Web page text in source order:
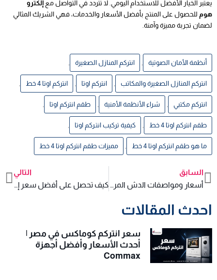
يعتبر الخيار الأفضل للاستخدام اليومي. لا تتردد في التواصل مع إلكترو
هوم للحصول على المنتج بأفضل الأسعار والخدمات، فهي الشريك المثالي
لضمان تجربة مميزة وآمنة.
أنظمة الأمان الصوتية انتركم المنازل الصغيرة
انتركم المنازل الصغيرة والمكاتب انتركم اوتا انتركم اوتا 4 خط
انتركم مكتبي شراء الأنظمة الأمنية طقم انتركم اوتا
طقم انتركم اوتا 4 خط كيفية تركيب انتـركم اوتا
ما هو طقم انتركم اوتا 4 خط مميزات طقم انتركم اوتا 4 خط
Prev
السابق
أسعار ومواصفات الدش المركزي 18 خط وكيفية استخدامه في الأندية الصحية لتقديم خدمات ترفيهية
التالي
كيف تحصل على أفضل سعر إنتركم في مصر لعام 2025؟
احدث المقالات
سعر انتركم كوماكس في مصر |
أحدث الأسعار وأفضل أجهزة
Commax